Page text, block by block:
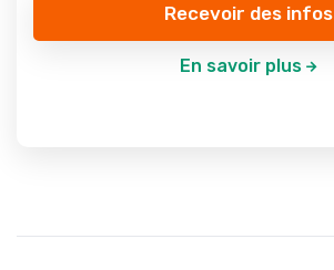
Recevoir des infos
En savoir plus